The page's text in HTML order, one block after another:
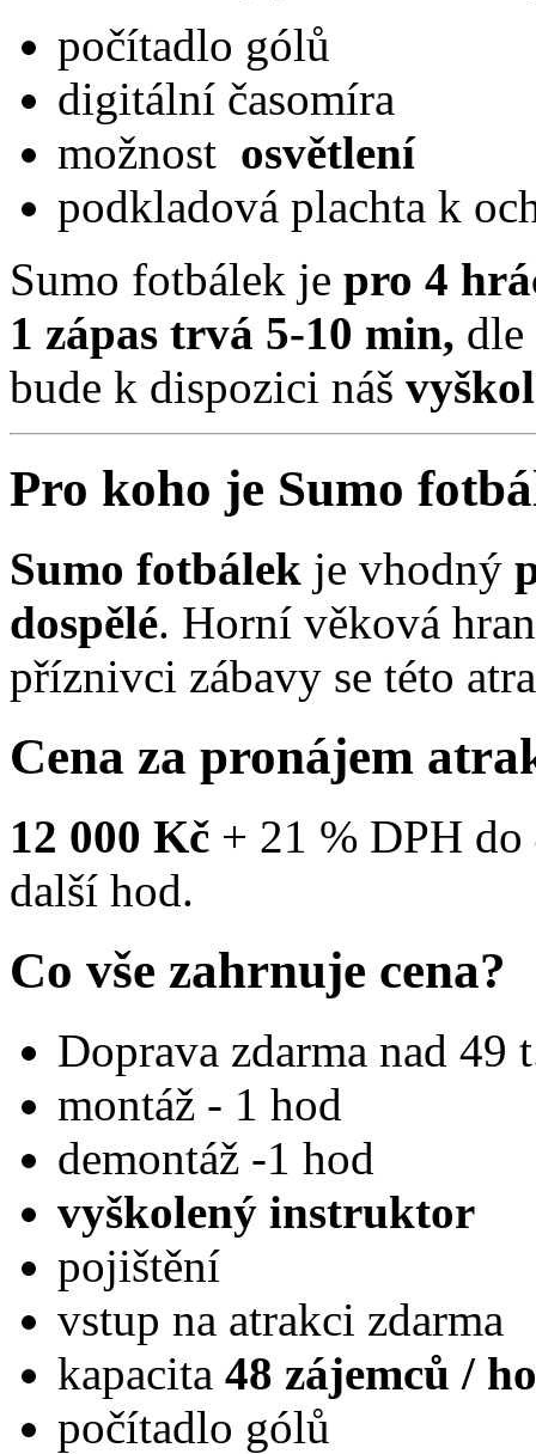
počítadlo gólů
digitální časomíra
možnost osvětlení
podkladová plachta k
Sumo fotbálek je pro 4
1 zápas trvá 5-10 min, dle
bude k dispozici náš
Pro koho je Sumo
Sumo fotbálek je vhodný
dospělé. Horní věková
příznivci zábavy se této
Cena za pronájem
12 000 Kč + 21 % DPH
další hod.
Co vše zahrnuje cena?
Doprava zdarma nad 49
montáž - 1 hod
demontáž -1 hod
vyškolený instruktor
pojištění
vstup na atrakci zdarma
kapacita 48 zájemců /
počítadlo gólů